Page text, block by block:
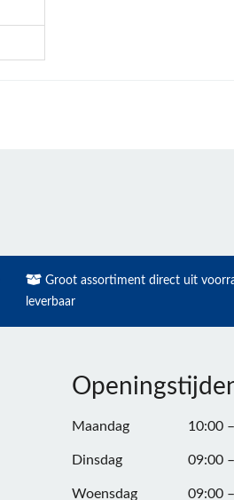
Groot assortiment direct uit
leverbaar
Maandag 10:00
Dinsdag 09:00
Woensdag 09:00